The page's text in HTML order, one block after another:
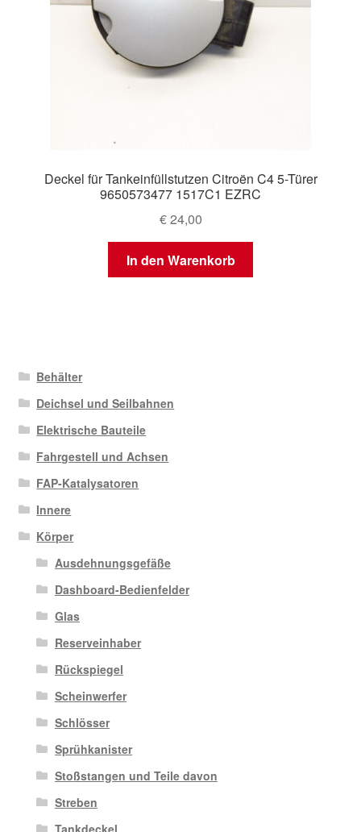
Deckel für Tankeinfüllstutzen Citroën C4 5-Türer
9650573477 1517C1 EZRC
€24,00
In den Warenkorb
Behälter
Deichsel und Seilbahnen
Elektrische Bauteile
Fahrgestell und Achsen
FAP-Katalysatoren
Innere
Körper
Ausdehnungsgefäße
Dashboard-Bedienfelder
Glas
Reserveinhaber
Rückspiegel
Scheinwerfer
Schlösser
Sprühkanister
Stoßstangen und Teile davon
Streben
Tankdeckel